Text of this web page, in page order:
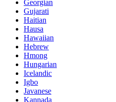
Georgian
Gujarati
Haitian
Hausa
Hawaiian
Hebrew
Hmong
Hungarian
Icelandic
Igbo
Javanese
Kannada